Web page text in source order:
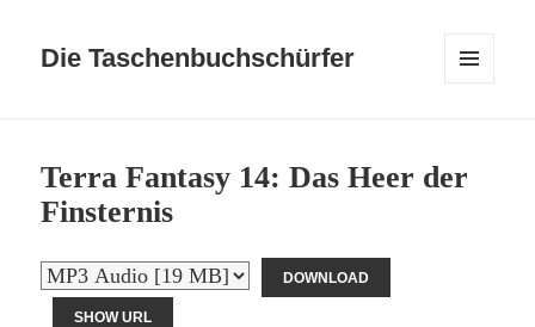
Die Taschenbuchschürfer
Terra Fantasy 14: Das Heer der
Finsternis
DOWNLOAD
SHOW URL